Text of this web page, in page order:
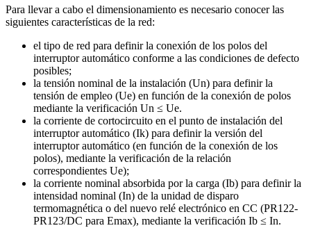
Para llevar a cabo el dimensionamiento es necesario conocer las
siguientes características de la red:
el tipo de red para definir la conexión de los polos del
interruptor automático conforme a las condiciones de defecto
posibles;
la tensión nominal de la instalación (Un) para definir la
tensión de empleo (Ue) en función de la conexión de polos
mediante la verificación Un ≤ Ue.
la corriente de cortocircuito en el punto de instalación del
interruptor automático (Ik) para definir la versión del
interruptor automático (en función de la conexión de los
polos), mediante la verificación de la relación
correspondientes Ue);
la corriente nominal absorbida por la carga (Ib) para definir la
intensidad nominal (In) de la unidad de disparo
termomagnética o del nuevo relé electrónico en CC (PR122-
PR123/DC para Emax), mediante la verificación Ib ≤ In.